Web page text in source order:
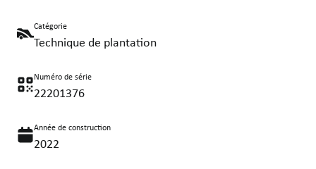
Catégorie
Technique de plantation
Numéro de série
22201376
Année de construction
2022